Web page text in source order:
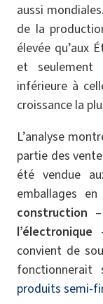
aussi
de la
élevée qu’aux
et seulement
inférieure à
croissance la
L’analyse
partie des
été vendue
emballages
construction
l’électronique
convient de
fonctionnerait
produits semi-